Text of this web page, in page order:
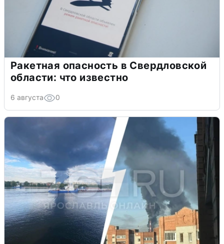
Ракетная опасность в Свердловской
области: что известно
6 августа 0